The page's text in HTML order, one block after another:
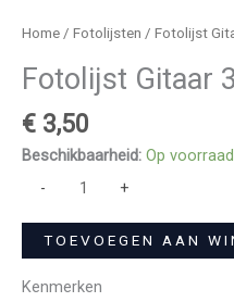
Home / Fotolijsten / Fotolijst
Fotolijst Gitaar 3
€ 3,50
Beschikbaarheid: Op voorraad
-
+
TOEVOEGEN AAN
Kenmerken